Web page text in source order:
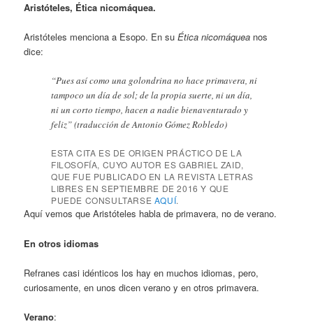
Aristóteles, Ética nicomáquea.
Aristóteles menciona a Esopo. En su Ética nicomáquea nos
dice:
“Pues así como una golondrina no hace primavera, ni
tampoco un día de sol; de la propia suerte, ni un día,
ni un corto tiempo, hacen a nadie bienaventurado y
feliz” (traducción de Antonio Gómez Robledo)
ESTA CITA ES DE ORIGEN PRÁCTICO DE LA
FILOSOFÍA, CUYO AUTOR ES GABRIEL ZAID,
QUE FUE PUBLICADO EN LA REVISTA LETRAS
LIBRES EN SEPTIEMBRE DE 2016 Y QUE
PUEDE CONSULTARSE AQUÍ.
Aquí vemos que Aristóteles habla de primavera, no de verano.
En otros idiomas
Refranes casi idénticos los hay en muchos idiomas, pero,
curiosamente, en unos dicen verano y en otros primavera.
Verano: